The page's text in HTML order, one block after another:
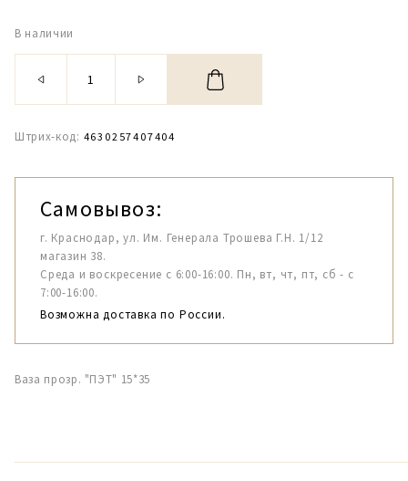
В наличии
Штрих-код: 4630257407404
Самовывоз:
г. Краснодар, ул. Им. Генерала Трошева Г.Н. 1/12
магазин 38.
Среда и воскресение с 6:00-16:00. Пн, вт, чт, пт, сб - с
7:00-16:00.
Возможна доставка по России.
Ваза прозр. "ПЭТ" 15*35